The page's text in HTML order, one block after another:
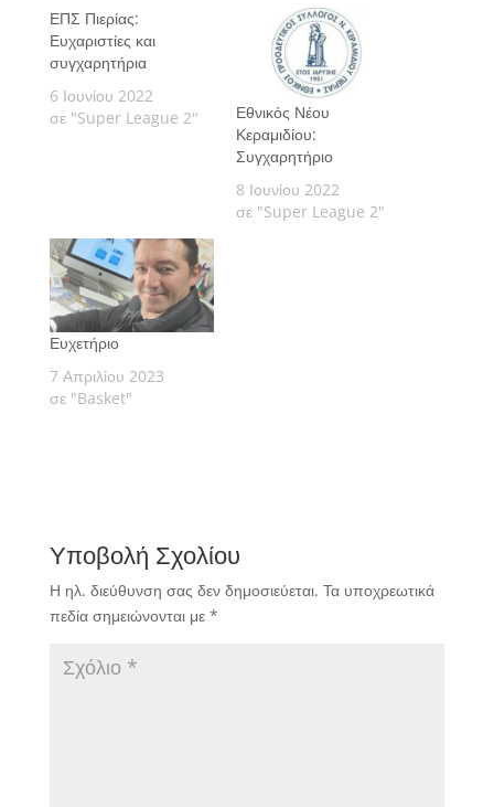
ΕΠΣ Πιερίας:
Ευχαριστίες και
συγχαρητήρια
6 Ιουνίου 2022
σε "Super League 2"
Εθνικός Νέου
Κεραμιδίου:
Συγχαρητήριο
8 Ιουνίου 2022
σε "Super League 2"
Ευχετήριο
7 Απριλίου 2023
σε "Basket"
Υποβολή Σχολίου
Η ηλ. διεύθυνση σας δεν δημοσιεύεται. Τα υποχρεωτικά
πεδία σημειώνονται με *